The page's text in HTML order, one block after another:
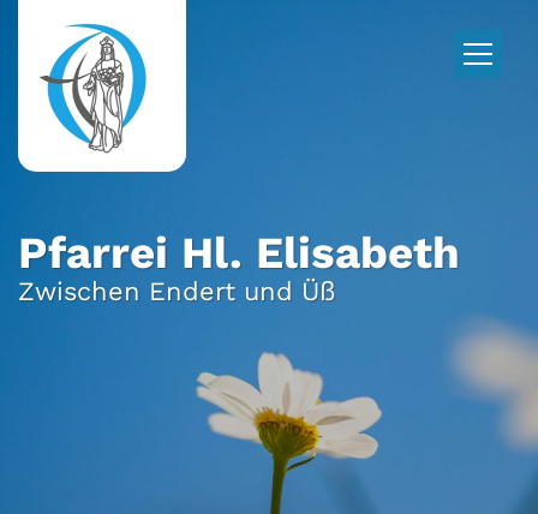
Pfarrei Hl. Elisabeth
Zwischen Endert und Üß